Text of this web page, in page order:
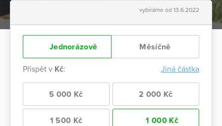
vybíráme od 13.6.2022
Jednorázově Měsíčně
Přispět v Kč: Jiná částka
5 000 Kč 2 000 Kč
1 500 Kč 1 000 Kč